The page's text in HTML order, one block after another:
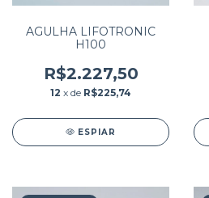
AGULHA LIFOTRONIC
H100
R$2.227,50
12 x de R$225,74
ESPIAR